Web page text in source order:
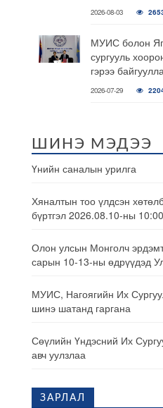
2026-08-03
МУИС болон
сургууль
гэрээ
2026-07-29
ШИНЭ МЭДЭЭ
Үнийн саналын урилга
Хяналтын тоо үлдсэн
бүртгэл 2026.08.10-ны
Олон улсын Монголч
сарын 10-13-ны өдрүүдэд
МУИС, Нагоягийн Их
шинэ шатанд гаргана
Сөүлийн Үндэсний Их
авч уулзлаа
ЗАРЛАЛ